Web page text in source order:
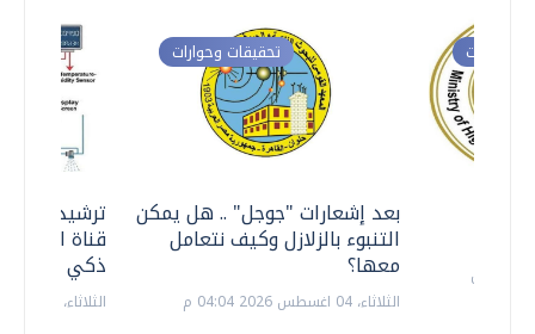
ترشيدا
قناة
ذكي
الثلاثاء، 14 يوليو 2026 06:11 م
تحقيقات وحوارات
بعد إشعارات "جوجل" .. هل يمكن
التنبوء بالزلازل وكيف نتعامل
معها؟
الثلاثاء، 04 اغسطس 2026 04:04 م
وحوارات